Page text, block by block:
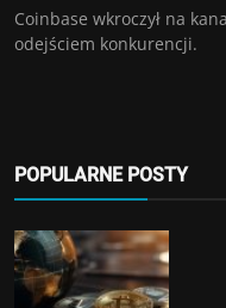
Coinbase wkroczył na
odejściem konkurencji.
POPULARNE POSTY